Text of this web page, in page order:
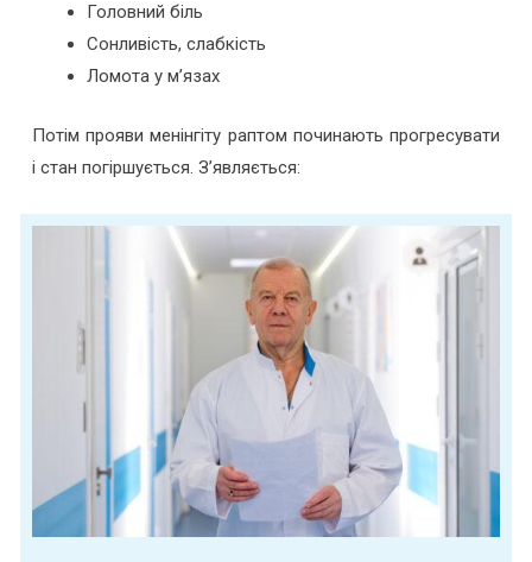
Головний біль
Сонливість, слабкість
Ломота у м’язах
Потім прояви менінгіту раптом починають прогресувати
і стан погіршується. З’являється: